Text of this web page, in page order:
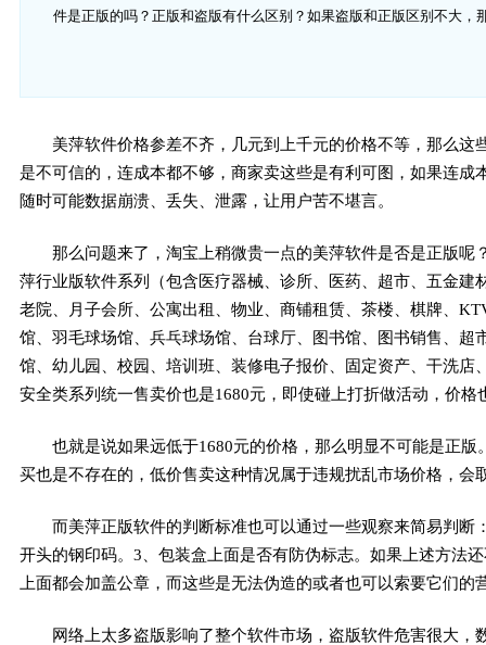
件是正版的吗？正版和盗版有什么区别？如果盗版和正版区别不大，
美萍软件价格参差不齐，几元到上千元的价格不等，那么
是不可信的，连成本都不够，商家卖这些是有利可图，如果连
随时可能数据崩溃、丢失、泄露，让用户苦不堪言。
那么问题来了，淘宝上稍微贵一点的美萍软件是否是正版
萍行业版软件系列（包含医疗器械、诊所、医药、超市、五金
老院、月子会所、公寓出租、物业、商铺租赁、茶楼、棋牌、
馆、羽毛球场馆、兵乓球场馆、台球厅、图书馆、图书销售、
馆、幼儿园、校园、培训班、装修电子报价、固定资产、干洗
安全类系列统一售卖价也是1680元，即使碰上打折做活动，价格
也就是说如果远低于1680元的价格，那么明显不可能是正
买也是不存在的，低价售卖这种情况属于违规扰乱市场价格，会
而美萍正版软件的判断标准也可以通过一些观察来简易判
开头的钢印码。3、包装盒上面是否有防伪标志。如果上述方法
上面都会加盖公章，而这些是无法伪造的或者也可以索要它们的
网络上太多盗版影响了整个软件市场，盗版软件危害很大